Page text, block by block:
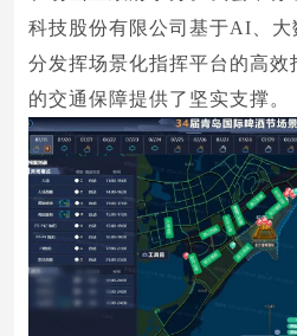
科技股份有限公司基于AI、
分发挥场景化指挥平台的高效
的交通保障提供了坚实支撑。